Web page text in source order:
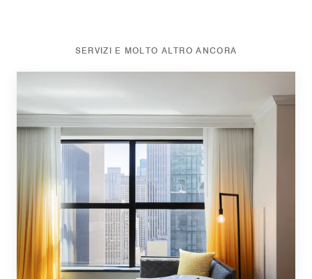
SERVIZI E MOLTO ALTRO ANCORA